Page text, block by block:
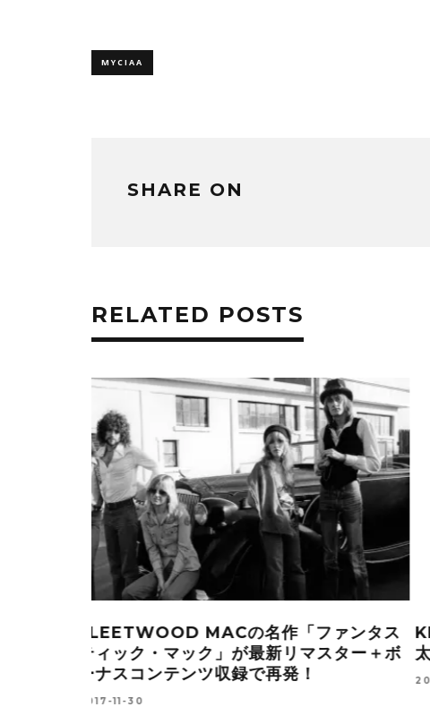
開
MYCIAA
SHARE ON
RELATED POSTS
KIS-MY-FT2・2ヶ月連続リリース玉森裕
太主演の映画主題歌「最後もやっぱり君」
2015-11-14